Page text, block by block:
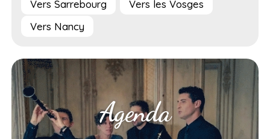
Vers Sarrebourg
Vers les Vosges
Vers Nancy
Agenda